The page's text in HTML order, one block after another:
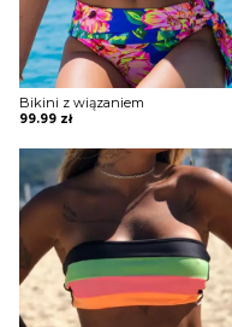
Bikini z wiązaniem
99.99 zł